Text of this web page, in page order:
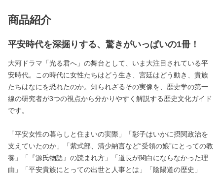
商品紹介
平安時代を深掘りする、驚きがいっぱいの1冊！
大河ドラマ「光る君へ」の舞台として、いま大注目されている平
安時代。この時代に女性たちはどう生き、宮廷はどう動き、貴族
たちはなにを恐れたのか。知られざるその実像を、歴史学の第一
線の研究者が3つの視点から分かりやすく解説する歴史文化ガイド
です。
「平安女性の暮らしと住まいの実際」「彰子はいかに摂関政治を
支えていたのか」「紫式部、清少納言など“受領の娘”にとっての教
養」「『源氏物語』の読まれ方」「道長が関白にならなかった理
由」「平安貴族にとっての出世と人事とは」「陰陽道の歴史」